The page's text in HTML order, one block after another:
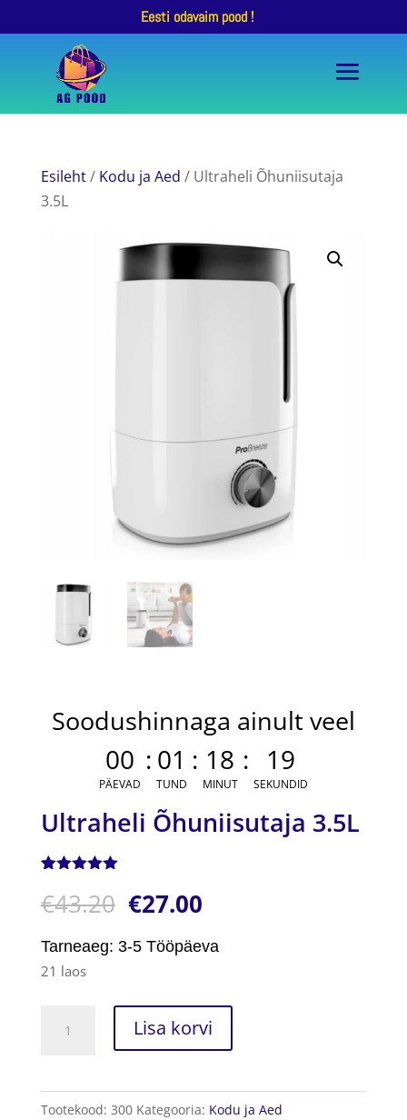
Eesti odavaim pood !
Esileht/ Kodu ja Aed / Ultraheli Õhuniisutaja
3.5L
Soodushinnaga ainult veel
00
PÄEVAD
: 01
TUND
: 18
MINUT
: 18
SEKUNDID
Ultraheli Õhuniisutaja 3.5L
5.00 /5
kliendi
põhjal
€43.20 €27.00
Tarneaeg: 3-5 Tööpäeva
21 laos
Õhuniisutaja
kogus
Lisa korvi
Tootekood: 300 Kategooria: Kodu ja Aed